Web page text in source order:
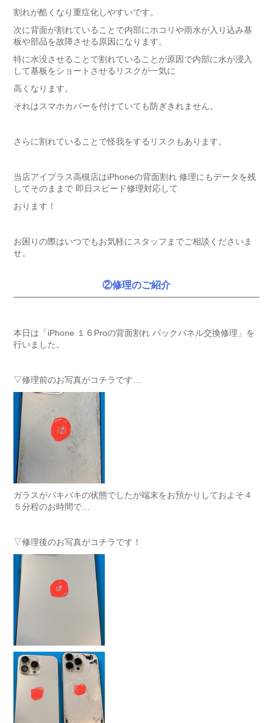
割れが酷くなり重症化しやすいです。
次に背面が割れていることで内部にホコリや雨水が入り込み基
板や部品を故障させる原因になります。
特に水没させることで割れていることが原因で内部に水が浸入
して基板をショートさせるリスクが一気に
高くなります。
それはスマホカバーを付けていても防ぎきれません。
さらに割れていることで怪我をするリスクもあります。
当店アイプラス高槻店はiPhoneの背面割れ 修理にもデータを残
してそのままで 即日スピード修理対応して
おります！
お困りの際はいつでもお気軽にスタッフまでご相談くださいま
せ。
②修理のご紹介
本日は「iPhone １６Proの背面割れ バックパネル交換修理」を
行いました。
▽修理前のお写真がコチラです…
ガラスがバキバキの状態でしたが端末をお預かりしておよそ４
５分程のお時間で…
▽修理後のお写真がコチラです！